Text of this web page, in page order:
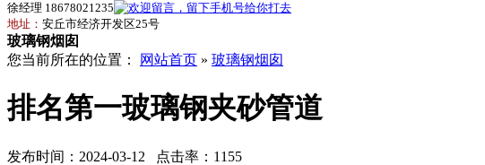
徐经理 18678021235
地址： 安丘市经济开发区25号
玻璃钢烟囱
您当前所在的位置：
网站首页 » 玻璃钢烟囱
排名第一玻璃钢夹砂管道
发布时间：2024-03-12 点击率：1155